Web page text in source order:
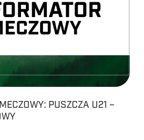
PUSZCZA U21 –